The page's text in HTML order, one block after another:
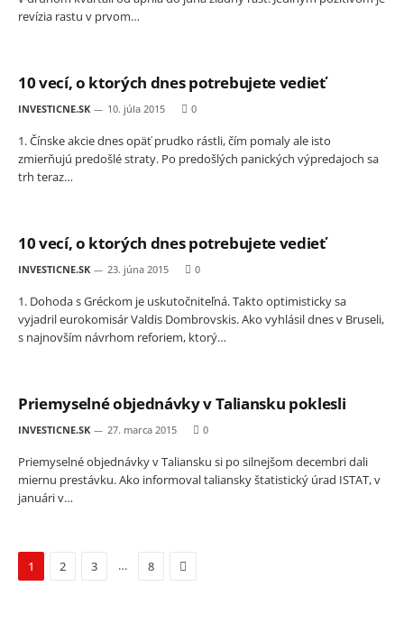
revízia rastu v prvom…
10 vecí, o ktorých dnes potrebujete vedieť
INVESTICNE.SK 10. júla 2015 0
1. Čínske akcie dnes opäť prudko rástli, čím pomaly ale isto
zmierňujú predošlé straty. Po predošlých panických výpredajoch sa
trh teraz…
10 vecí, o ktorých dnes potrebujete vedieť
INVESTICNE.SK 23. júna 2015 0
1. Dohoda s Gréckom je uskutočniteľná. Takto optimisticky sa
vyjadril eurokomisár Valdis Dombrovskis. Ako vyhlásil dnes v Bruseli,
s najnovším návrhom reforiem, ktorý…
Priemyselné objednávky v Taliansku poklesli
INVESTICNE.SK 27. marca 2015 0
Priemyselné objednávky v Taliansku si po silnejšom decembri dali
miernu prestávku. Ako informoval taliansky štatistický úrad ISTAT, v
januári v…
1 2 3 … 8 Next